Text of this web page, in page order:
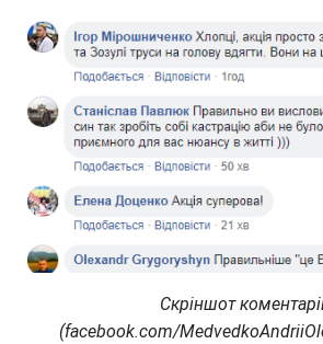
Скріншот
(facebook.com/